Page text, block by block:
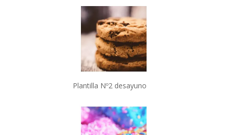
Plantilla Nº2 desayuno